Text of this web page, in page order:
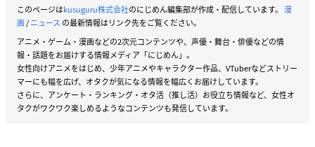
このページはkusuguru株式会社のにじめん編集部が作成・配信しています。 漫
画/ニュース の最新情報はリンク先をご覧ください。
アニメ・ゲーム・漫画などの2次元コンテンツや、声優・舞台・俳優などの情
報・話題をお届けする情報メディア「にじめん」。
女性向けアニメをはじめ、少年アニメやキャラクター作品、VTuberなどストリー
マーにも幅を広げ、オタクが気になる情報を幅広くお届けしています。
さらに、アンケート・ランキング・オタ活（推し活）お役立ち情報など、女性オ
タクがワクワク楽しめるようなコンテンツも発信しています。